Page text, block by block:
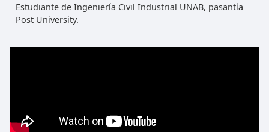
Estudiante de Ingeniería Civil Industrial UNAB, pasantía
Post University.